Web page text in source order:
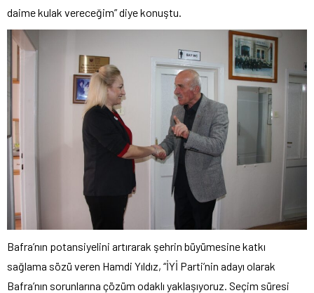
daime kulak vereceğim” diye konuştu.
Bafra’nın potansiyelini artırarak şehrin büyümesine katkı
sağlama sözü veren Hamdi Yıldız, “İYİ Parti’nin adayı olarak
Bafra’nın sorunlarına çözüm odaklı yaklaşıyoruz. Seçim süresi